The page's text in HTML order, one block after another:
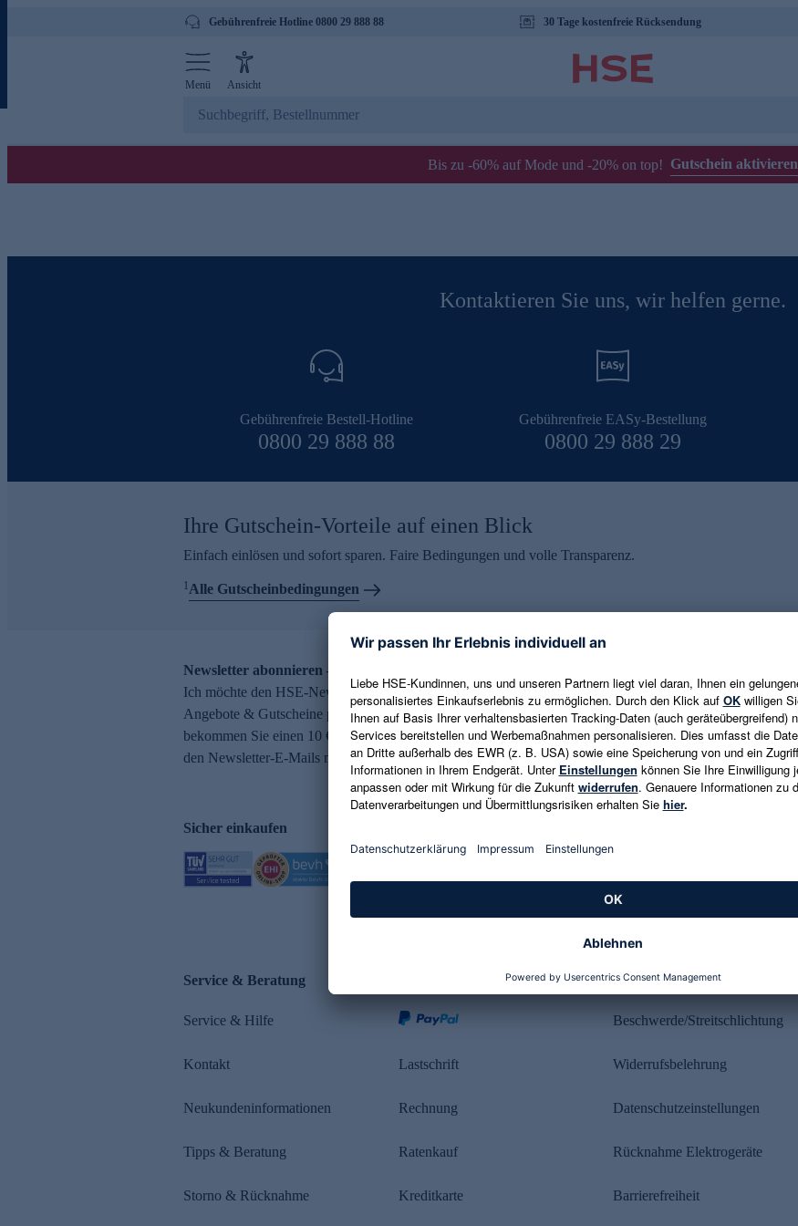
Gebührenfreie Hotline 0800 29 888 88 30 Tage kostenfreie Rücksendung
Menü Ansicht
Bis zu -60% auf Mode und -20% on top! Gutschein aktivieren
Kontaktieren Sie uns, wir helfen gerne.
Gebührenfreie Bestell-Hotline
0800 29 888 88
Gebührenfreie EASy-Bestellung
0800 29 888 29
Ihre Gutschein-Vorteile auf einen Blick
Einfach einlösen und sofort sparen. Faire Bedingungen und volle Transparenz.
1Alle Gutscheinbedingungen
Newsletter abonnieren – 10 € Gutschein erhalten
Ich möchte den HSE-Newsletter abonnieren und aktuelle Trends,
Angebote & Gutscheine per E-Mail erhalten. Als Dankeschön
bekommen Sie einen 10 € Gutschein. Eine Abmeldung ist jederzeit in
den Newsletter-E-Mails möglich.
E-Mail-Adresse eingeben
Es gelten die Datenschutzrichtlinien
Sicher einkaufen
Service & Beratung
Service & Hilfe
Kontakt
Neukundeninformationen
Tipps & Beratung
Storno & Rücknahme
Lastschrift
Rechnung
Ratenkauf
Kreditkarte
Rechtliches
Beschwerde/Streitschlichtung
Widerrufsbelehrung
Datenschutzeinstellungen
Rücknahme Elektrogeräte
Barrierefreiheit